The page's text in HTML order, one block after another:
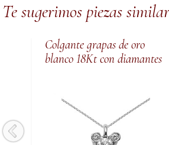
Te sugerimos piezas
Colgante grapas de oro
blanco 18Kt con diamantes